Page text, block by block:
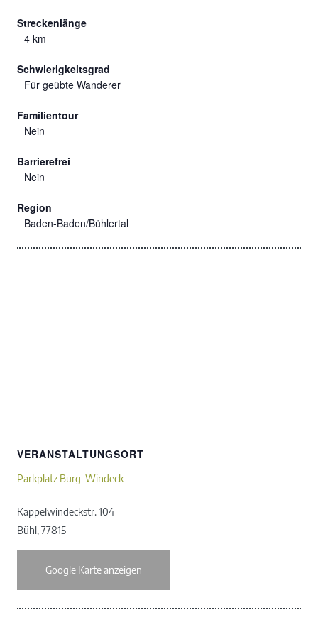
Streckenlänge
4 km
Schwierigkeitsgrad
Für geübte Wanderer
Familientour
Nein
Barrierefrei
Nein
Region
Baden-Baden/Bühlertal
VERANSTALTUNGSORT
Parkplatz Burg-Windeck
Kappelwindeckstr. 104
Bühl,77815
Google Karte anzeigen